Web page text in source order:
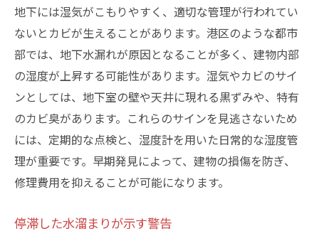
適切な修理方法を選ぶためのポイント
迅速な対応が求められる理由
最新技術を駆使した修理法の紹介
信頼できる専門業者の見極め方
地下水漏れが建物に与える影響と予防策の重要
性
建物の構造に与える影響を理解する
長期的なダメージを防ぐための予防策
基礎部分を守るためのメンテナンス
地下には湿気がこもりやすく、適切な管理が行われてい
ないとカビが生えることがあります。港区のような都市
部では、地下水漏れが原因となることが多く、建物内部
の湿度が上昇する可能性があります。湿気やカビのサイ
ンとしては、地下室の壁や天井に現れる黒ずみや、特有
のカビ臭があります。これらのサインを見逃さないため
には、定期的な点検と、湿度計を用いた日常的な湿度管
理が重要です。早期発見によって、建物の損傷を防ぎ、
修理費用を抑えることが可能になります。
停滞した水溜まりが示す警告